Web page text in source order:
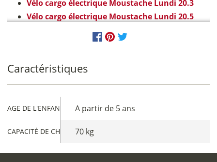
Vélo cargo électrique Moustache Lundi 20.3
Vélo cargo électrique Moustache Lundi 20.5
Caractéristiques
AGE DE L'ENFANT A partir de 5 ans
CAPACITÉ DE CHARGE70 kg